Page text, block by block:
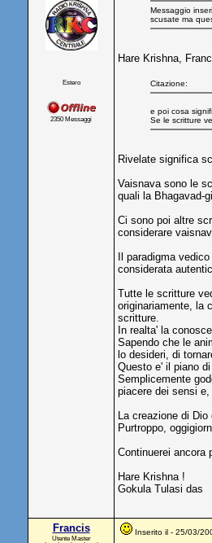
Estero
2350 Messaggi
Messaggio
scusate ma
Hare Krishna,
Citazione:
e poi cosa
Se le scritture
Rivelate significa
Vaisnava sono le
quali la Bhagavad-
Ci sono poi altre
considerare
Il paradigma
considerata
Tutte le scritture
originariamente, la
scritture.
In realta' la
Sapendo che le
lo desideri, di
Questo e' il piano
Semplicemente
piacere dei sensi
La creazione di
Purtroppo,
Continuerei ancora
Hare Krishna !
Gokula Tulasi das
Francis
Utente Master
Inserito il - 25/03/